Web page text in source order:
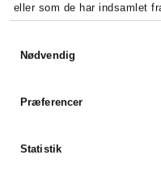
eller som de har indsamlet
Nødvendig
Præferencer
Statistik
Sådan stifter du